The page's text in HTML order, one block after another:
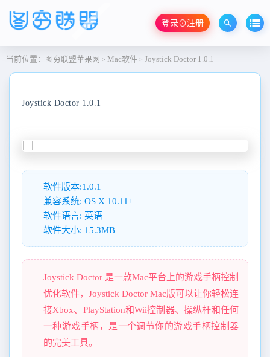
登录⊙注册
当前位置： 图穷联盟苹果网 > Mac软件 > Joystick Doctor 1.0.1
Joystick Doctor 1.0.1
软件版本:1.0.1
兼容系统: OS X 10.11+
软件语言: 英语
软件大小: 15.3MB
Joystick Doctor 是一款Mac平台上的游戏手柄控制
优化软件，Joystick Doctor Mac版可以让你轻松连
接Xbox、PlayStation和Wii控制器、操纵杆和任何
一种游戏手柄，是一个调节你的游戏手柄控制器
的完美工具。